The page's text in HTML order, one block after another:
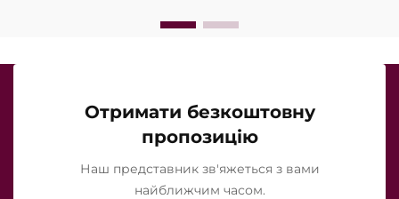
Отримати безкоштовну
пропозицію
Наш представник зв'яжеться з вами
найближчим часом.